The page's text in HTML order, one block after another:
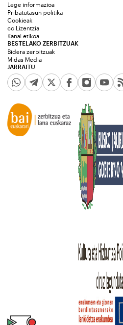
JARRAITU
Lege informazioa
Pribatutasun politika
Cookieak
cc Lizentzia
Kanal etikoa
BESTELAKO ZERBITZUAK
Bidera zerbitzuak
Midas Media